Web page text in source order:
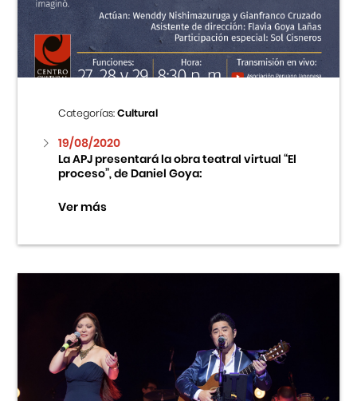
Centro Cultural Peruano Japonés
Cursos
Museo de la Inmigración Japonesa
Fondo Editorial
Teatro Peruano Japonés
Categorías:Cultural
19/08/2020
La APJ presentará la obra teatral virtual “El
proceso”, de Daniel Goya:
Ver más